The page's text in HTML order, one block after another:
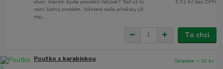
otvor, kterým byste provlékli řetízek? Teď už to
není žádný problém. Některé naše přívěsky již
maj...
9,92 Kč bez DPH
To chci
Poutko s karabinkou Skladem > 10 ks